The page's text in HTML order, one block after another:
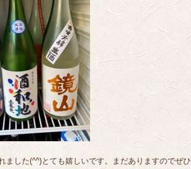
した(^^)とても嬉しいです。まだありますのでぜひ